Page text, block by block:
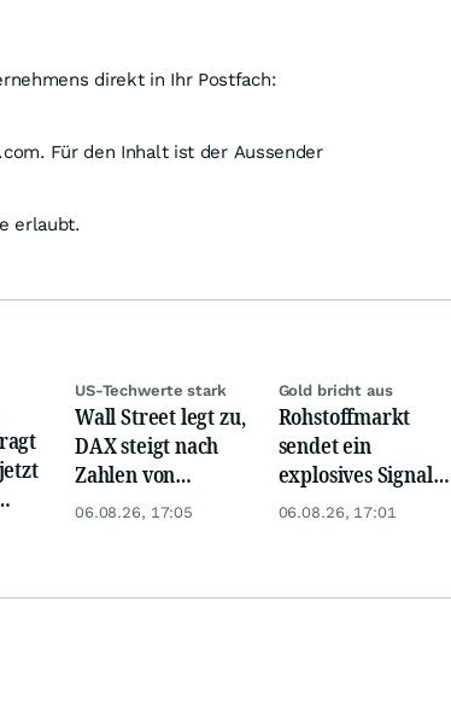
direkt in Ihr Postfach:
Für den Inhalt ist der Aussender
erlaubt.
US-Techwerte stark
Wall Street legt zu,
DAX steigt nach
Zahlen von
Telekom, Henkel
06.08.26, 17:05
Gold bricht aus
Rohstoffmarkt
sendet ein
explosives Signal:
China kauft Gold
06.08.26, 17:01